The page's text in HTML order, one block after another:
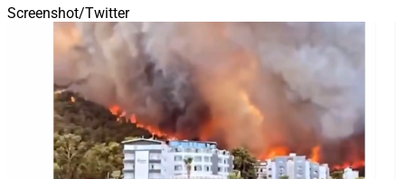
Screenshot/Twitter